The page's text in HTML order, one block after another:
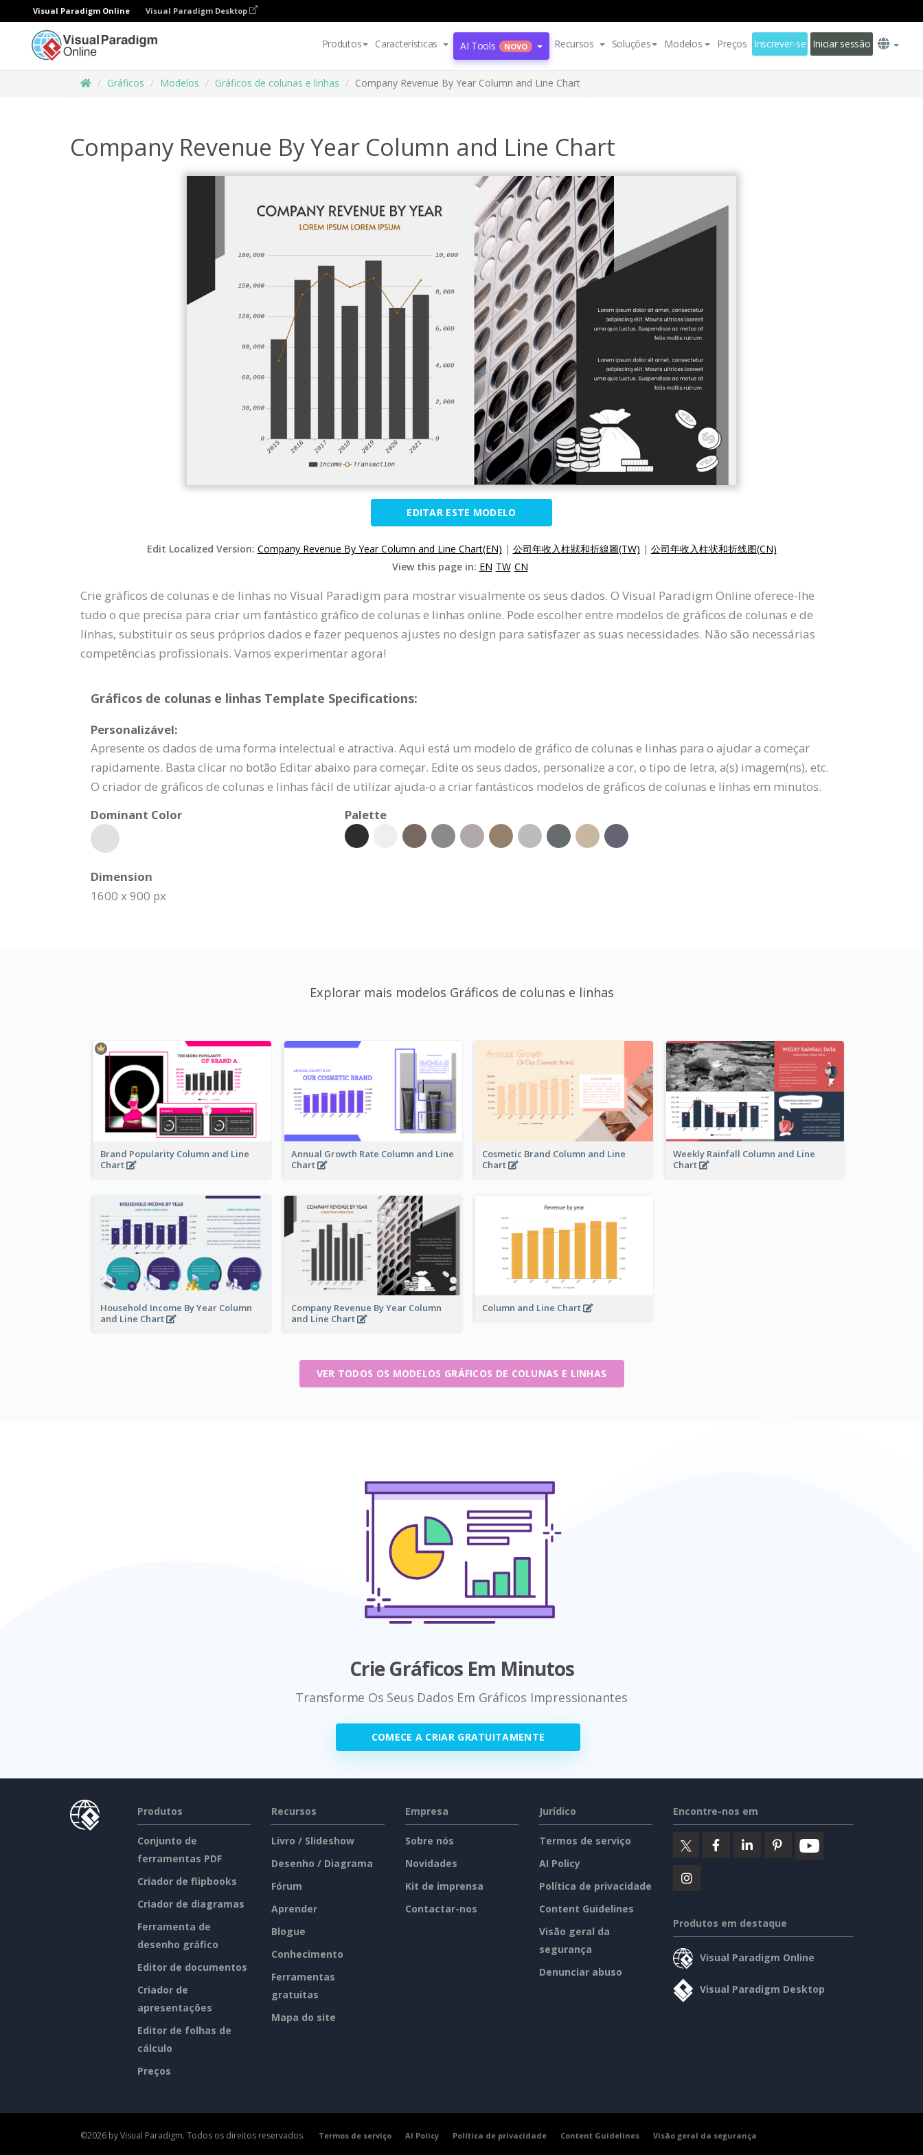
Visual Paradigm Online Visual Paradigm Desktop
Produtos Características AI Tools NOVO Recursos Soluções Modelos Preços Inscrever-se Iniciar sessão
Gráficos Modelos Gráficos de colunas e linhas Company Revenue By Year Column and Line Chart
Company Revenue By Year Column and Line Chart
EDITAR ESTE MODELO
Edit Localized Version: Company Revenue By Year Column and Line Chart(EN) | 公司年收入柱狀和折線圖(TW) | 公司年收入柱状和折线图(CN)
View this page in: EN TW CN
Crie gráficos de colunas e de linhas no Visual Paradigm para mostrar visualmente os seus dados. O Visual Paradigm Online oferece-lhe
tudo o que precisa para criar um fantástico gráfico de colunas e linhas online. Pode escolher entre modelos de gráficos de colunas e de
linhas, substituir os seus próprios dados e fazer pequenos ajustes no design para satisfazer as suas necessidades. Não são necessárias
competências profissionais. Vamos experimentar agora!
Gráficos de colunas e linhas Template Specifications:
Personalizável:
Apresente os dados de uma forma intelectual e atractiva. Aqui está um modelo de gráfico de colunas e linhas para o ajudar a começar
rapidamente. Basta clicar no botão Editar abaixo para começar. Edite os seus dados, personalize a cor, o tipo de letra, a(s) imagem(ns), etc.
O criador de gráficos de colunas e linhas fácil de utilizar ajuda-o a criar fantásticos modelos de gráficos de colunas e linhas em minutos.
Dominant Color
Palette
Dimension
1600 x 900 px
Explorar mais modelos Gráficos de colunas e linhas
Brand Popularity Column and Line
Chart
Annual Growth Rate Column and Line
Chart
Cosmetic Brand Column and Line
Chart
Weekly Rainfall Column and Line
Chart
Household Income By Year Column
and Line Chart
Company Revenue By Year Column
and Line Chart
Column and Line Chart
VER TODOS OS MODELOS GRÁFICOS DE COLUNAS E LINHAS
Crie Gráficos Em Minutos
Transforme Os Seus Dados Em Gráficos Impressionantes
COMECE A CRIAR GRATUITAMENTE
Produtos
Conjunto de
ferramentas PDF
Criador de flipbooks
Criador de diagramas
Ferramenta de
desenho gráfico
Editor de documentos
Criador de
apresentações
Editor de folhas de
cálculo
Preços
Recursos
Livro / Slideshow
Desenho / Diagrama
Fórum
Aprender
Blogue
Conhecimento
Ferramentas
gratuitas
Mapa do site
Empresa
Sobre nós
Novidades
Kit de imprensa
Contactar-nos
Jurídico
Termos de serviço
AI Policy
Política de privacidade
Content Guidelines
Visão geral da
segurança
Denunciar abuso
Encontre-nos em
Produtos em destaque
Visual Paradigm Online
Visual Paradigm Desktop
©2026 by Visual Paradigm. Todos os direitos reservados. Termos de serviço AI Policy Política de privacidade Content Guidelines Visão geral da segurança